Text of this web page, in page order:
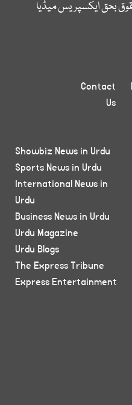
بحق ایکسپریس میڈیا
Contact
Us
Showbiz News in Urdu
Sports News in Urdu
International News in
Urdu
Business News in Urdu
Urdu Magazine
Urdu Blogs
The Express Tribune
Express Entertainment